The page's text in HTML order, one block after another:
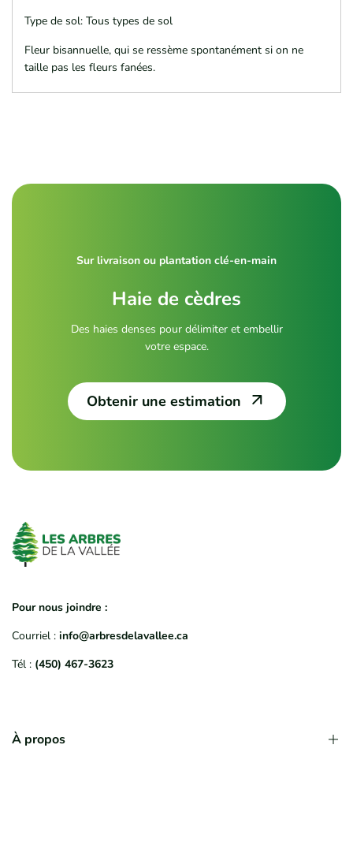
Type de sol: Tous types de sol
Fleur bisannuelle, qui se ressème spontanément si on ne
taille pas les fleurs fanées.
Sur livraison ou plantation clé-en-main
Haie de cèdres
Des haies denses pour délimiter et embellir
votre espace.
Obtenir une estimation
Pour nous joindre :
Courriel : info@arbresdelavallee.ca
Tél : (450) 467-3623
À propos